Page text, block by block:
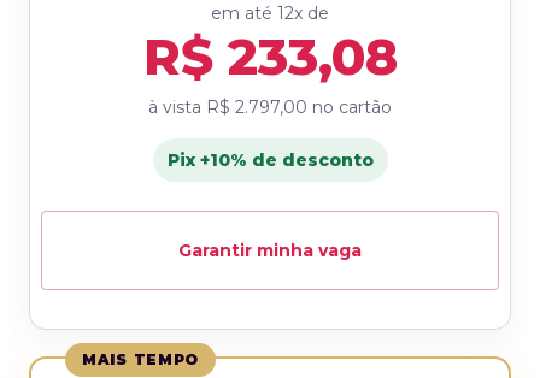
em até 12x de
R$ 233,08
à vista R$ 2.797,00 no cartão
Pix +10% de desconto
Garantir minha vaga
MAIS TEMPO